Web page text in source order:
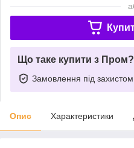
Що таке купити з Пром?
Замовлення під захистом
Опис Характеристики